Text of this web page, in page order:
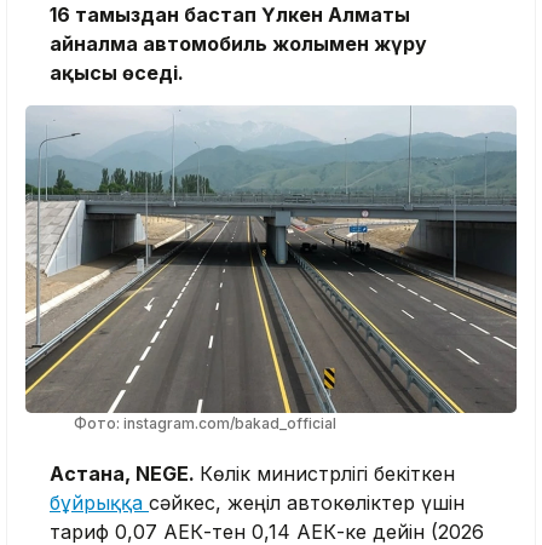
16 тамыздан бастап Үлкен Алматы
айналма автомобиль жолымен жүру
ақысы өседі.
Фото: instagram.com/bakad_official
Астана, NEGE. Көлік министрлігі бекіткен
бұйрыққа сәйкес, жеңіл автокөліктер үшін
тариф 0,07 АЕК-тен 0,14 АЕК-ке дейін (2026